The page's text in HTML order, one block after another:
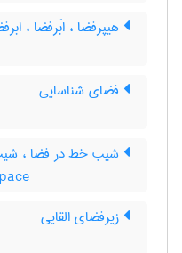
هیپرفضا ، ابَرفضا ،
فضای شناسایی
شیب خط در فضا ،
زیرفضای القایی